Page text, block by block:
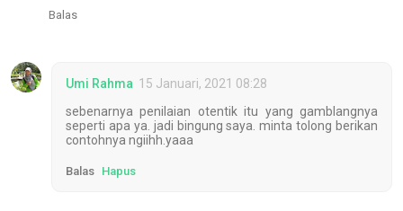
Balas
Umi Rahma 15 Januari, 2021 08:28
sebenarnya penilaian otentik itu yang gamblangnya
seperti apa ya. jadi bingung saya. minta tolong berikan
contohnya ngiihh.yaaa
Balas Hapus